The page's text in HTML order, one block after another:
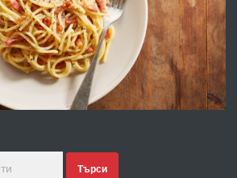
със сертификат от ЕЦБ
преди 1 година
Професионална зеленчукорезачка
Търси